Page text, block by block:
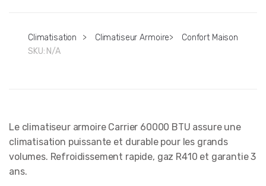
Climatisation > Climatiseur Armoire>
Confort Maison
SKU: N/A
Le climatiseur armoire Carrier 60000 BTU assure une
climatisation puissante et durable pour les grands
volumes. Refroidissement rapide, gaz R410 et garantie 3
ans.